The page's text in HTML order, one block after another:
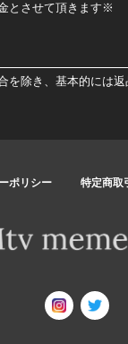
とさせて頂きます※
を除き、基本的には返
ポリシー 特定商取